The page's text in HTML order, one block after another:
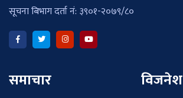
सूचना बिभाग दर्ता नं: ३९०१-२०७९/८०
समाचार विजनेश